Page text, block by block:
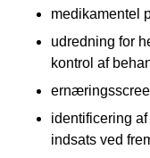
medikamentel
udredning for
kontrol af
identificering
indsats ved